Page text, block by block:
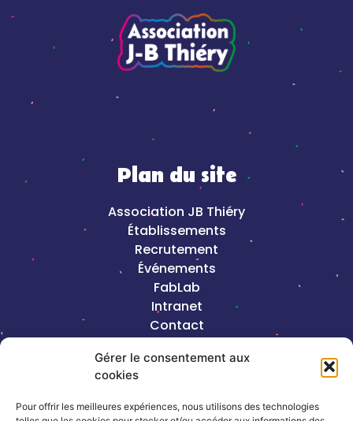
Gérer le consentement aux
cookies
Pour offrir les meilleures expériences, nous utilisons des technologies
Plan du site
Association JB Thiéry
Établissements
Recrutement
Événements
FabLab
Intranet
Contact
site internet, Keole & Gazoline